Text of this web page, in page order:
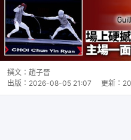
撰文： 趙子晉
出版： 2026-08-05 21:07 更新：